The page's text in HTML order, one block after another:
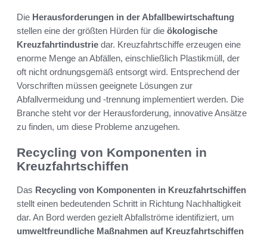
Die Herausforderungen in der Abfallbewirtschaftung
stellen eine der größten Hürden für die ökologische
Kreuzfahrtindustrie dar. Kreuzfahrtschiffe erzeugen eine
enorme Menge an Abfällen, einschließlich Plastikmüll, der
oft nicht ordnungsgemäß entsorgt wird. Entsprechend der
Vorschriften müssen geeignete Lösungen zur
Abfallvermeidung und -trennung implementiert werden. Die
Branche steht vor der Herausforderung, innovative Ansätze
zu finden, um diese Probleme anzugehen.
Recycling von Komponenten in
Kreuzfahrtschiffen
Das Recycling von Komponenten in Kreuzfahrtschiffen
stellt einen bedeutenden Schritt in Richtung Nachhaltigkeit
dar. An Bord werden gezielt Abfallströme identifiziert, um
umweltfreundliche Maßnahmen auf Kreuzfahrtschiffen